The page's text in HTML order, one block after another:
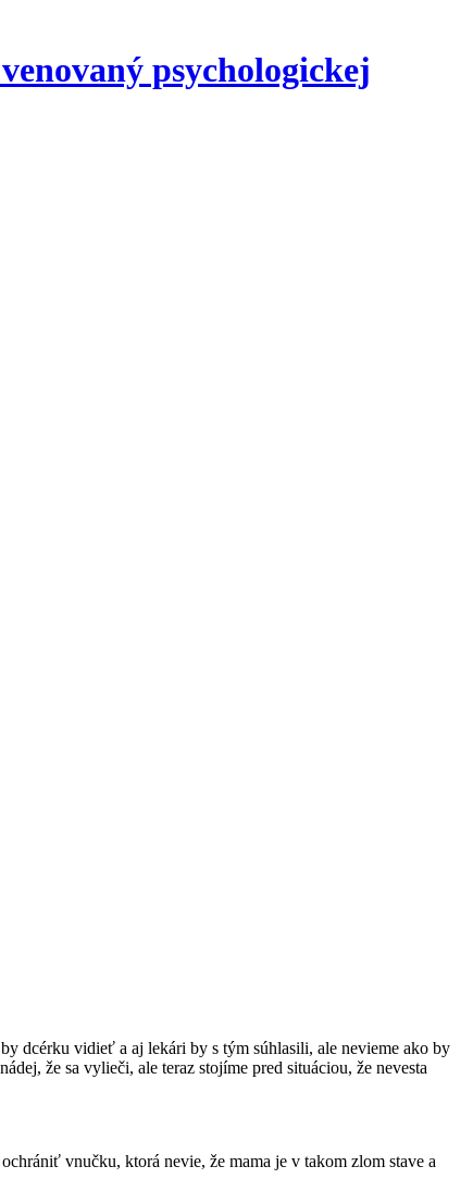
psychologickej
dcérku vidieť a aj lekári by s tým súhlasili, ale nevieme ako by
že sa vylieči, ale teraz stojíme pred situáciou, že nevesta
vnučku, ktorá nevie, že mama je v takom zlom stave a